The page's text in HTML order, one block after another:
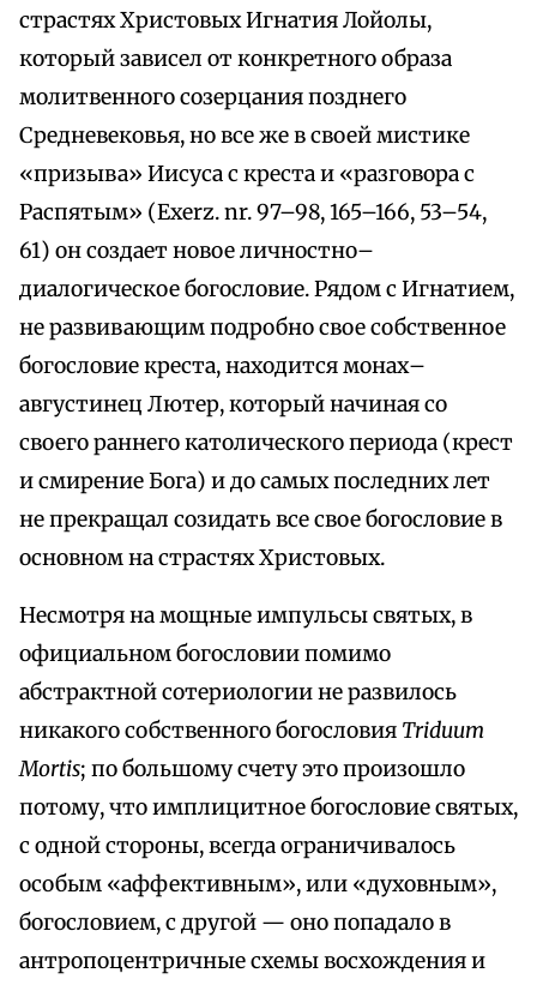
страстях Христовых Игнатия Лойолы,
который зависел от конкретного образа
молитвенного созерцания позднего
Средневековья, но все же в своей мистике
«призыва» Иисуса с креста и «разговора с
Распятым» (Exerz. nr. 97–98, 165–166, 53–54,
61) он создает новое личностно–
диалогическое богословие. Рядом с Игнатием,
не развивающим подробно свое собственное
богословие креста, находится монах–
августинец Лютер, который начиная со
своего раннего католического периода (крест
и смирение Бога) и до самых последних лет
не прекращал созидать все свое богословие в
основном на страстях Христовых.
Несмотря на мощные импульсы святых, в
официальном богословии помимо
абстрактной сотериологии не развилось
никакого собственного богословия Triduum
Mortis; по большому счету это произошло
потому, что имплицитное богословие святых,
с одной стороны, всегда ограничивалось
особым «аффективным», или «духовным»,
богословием, с другой — оно попадало в
антропоцентричные схемы восхождения и